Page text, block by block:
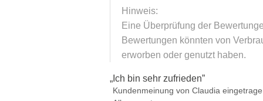
Hinweis:
Eine Überprüfung der
Bewertungen könnten von
erworben oder genutzt haben.
„ Ich bin sehr zufrieden”
Kundenmeinung von Claudia